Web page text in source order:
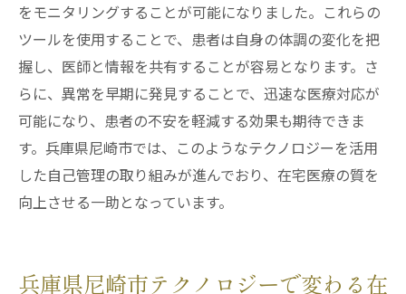
をモニタリングすることが可能になりました。これらの
ツールを使用することで、患者は自身の体調の変化を把
握し、医師と情報を共有することが容易となります。さ
らに、異常を早期に発見することで、迅速な医療対応が
可能になり、患者の不安を軽減する効果も期待できま
す。兵庫県尼崎市では、このようなテクノロジーを活用
した自己管理の取り組みが進んでおり、在宅医療の質を
向上させる一助となっています。
兵庫県尼崎市テクノロジーで変わる在